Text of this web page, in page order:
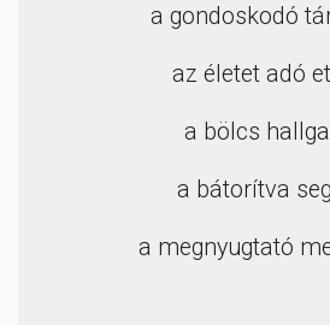
a gondoskodó
az életet adó
a bölcs
a bátorítva
a megnyugtató